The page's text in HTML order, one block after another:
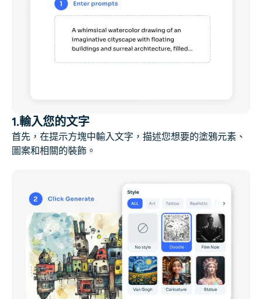
1.輸入您的文字
首先，在提示方塊中輸入文字，描述您想要的塗鴉元素、
圖案和相關的裝飾。